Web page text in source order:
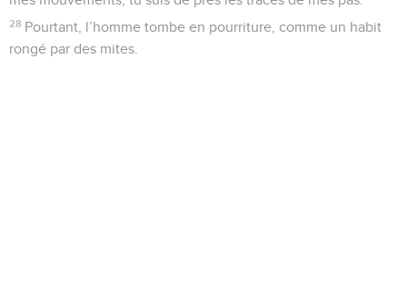
28 Pourtant, l’homme tombe en pourriture, comme un habit
rongé par des mites.